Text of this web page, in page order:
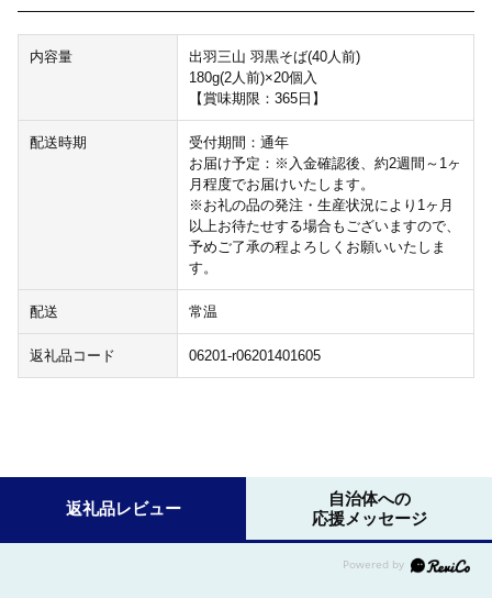
内容量
出羽三山 羽黒そば(40人前)
180g(2人前)×20個入
【賞味期限：365日】
配送時期
受付期間：通年
お届け予定：※入金確認後、約2週間～1ヶ
月程度でお届けいたします。
※お礼の品の発注・生産状況により1ヶ月
以上お待たせする場合もございますので、
予めご了承の程よろしくお願いいたしま
す。
配送 常温
返礼品コード 06201-r06201401605
返礼品レビュー
自治体への
応援メッセージ